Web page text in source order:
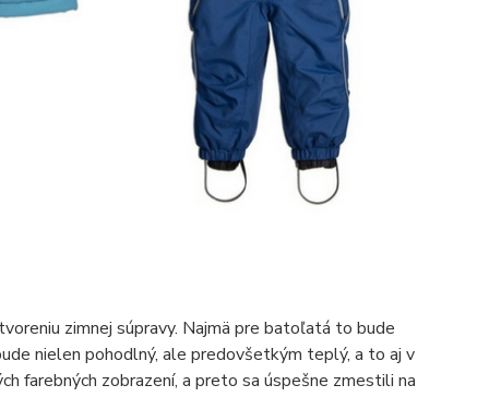
zimnej súpravy. Najmä pre batoľatá to bude
nielen pohodlný, ale predovšetkým teplý, a to aj v
farebných zobrazení, a preto sa úspešne zmestili na